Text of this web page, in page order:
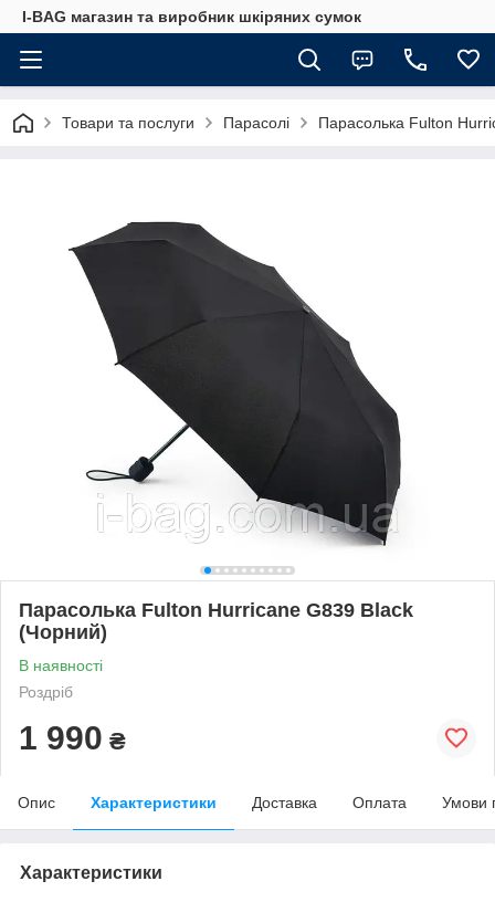
I-BAG магазин та виробник шкіряних сумок
Товари та послуги Парасолі Парасолька Fulton
Парасолька Fulton Hurricane G839 Black
(Чорний)
В наявності
Роздріб
1 990 ₴
Опис Характеристики Доставка Оплата Умови
Характеристики